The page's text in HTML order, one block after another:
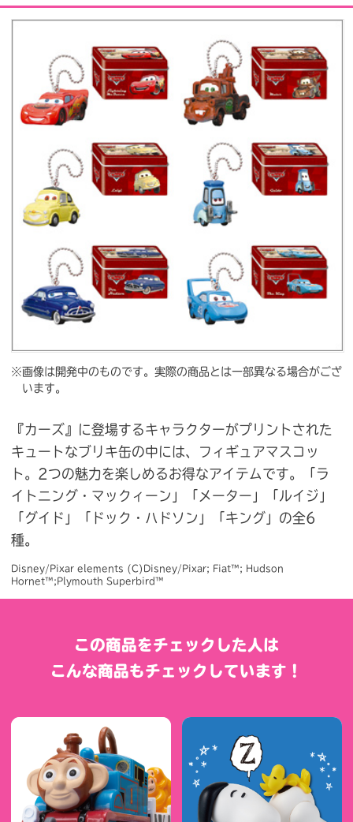
プレスリリース よくあるご質問
ビジネスのお客様
閉じる
※画像は開発中のものです。実際の商品とは一部異なる場合がござ
います。
『カーズ』に登場するキャラクターがプリントされた
キュートなブリキ缶の中には、フィギュアマスコッ
ト。2つの魅力を楽しめるお得なアイテムです。「ラ
イトニング・マックィーン」「メーター」「ルイジ」
「グイド」「ドック・ハドソン」「キング」の全6
種。
Disney/Pixar elements (C)Disney/Pixar; Fiat™; Hudson
Hornet™;Plymouth Superbird™
この商品をチェックした人は
こんな商品もチェックしています！